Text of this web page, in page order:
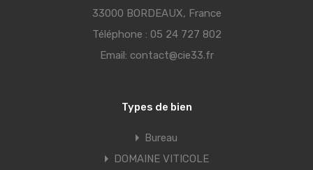
33000 BORDEAUX, France
Téléphone : 05 24 727 802
Email: contact@cie33.fr
Types de bien
Bureau
DOMAINE VITICOLE